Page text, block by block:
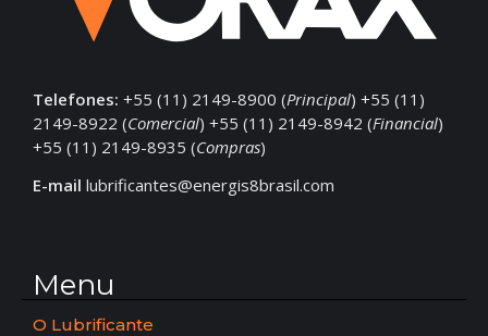
Telefones: +55 (11) 2149-8900 (Principal) +55 (11)
2149-8922 (Comercial) +55 (11) 2149-8942 (Financial)
+55 (11) 2149-8935 (Compras)
E-mail lubrificantes@energis8brasil.com
Menu
O Lubrificante